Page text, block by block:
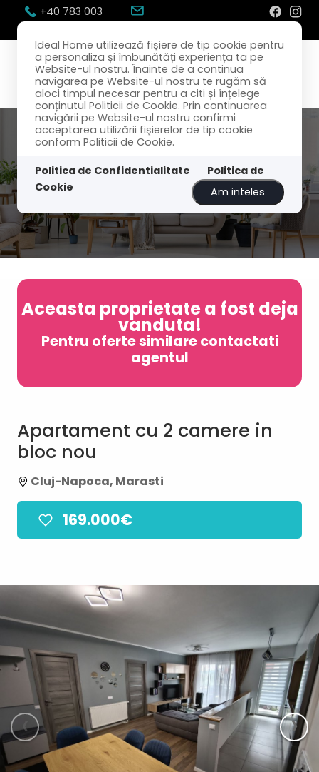
Ideal Home utilizează fişiere de tip cookie pentru
a personaliza și îmbunătăți experiența ta pe
Website-ul nostru. Înainte de a continua
navigarea pe Website-ul nostru te rugăm să
aloci timpul necesar pentru a citi și înțelege
conținutul Politicii de Cookie. Prin continuarea
navigării pe Website-ul nostru confirmi
acceptarea utilizării fişierelor de tip cookie
conform Politicii de Cookie.
Politica de Confidentialitate
Politica de
Cookie
Am inteles
+40 783 003
Aceasta proprietate a fost deja
vanduta!
Pentru oferte similare contactati
agentul
Apartament cu 2 camere in
bloc nou
Cluj-Napoca, Marasti
169.000€
‹ ›